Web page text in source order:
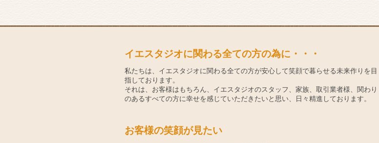
イエスタジオに関わる全ての方の為に・・・
私たちは、イエスタジオに関わる全ての方が安心して笑顔で暮らせる未来作りを目
指しております。
それは、お客様はもちろん、イエスタジオのスタッフ、家族、取引業者様、関わり
のあるすべての方に幸せを感じていただきたいと思い、日々精進しております。
お客様の笑顔が見たい